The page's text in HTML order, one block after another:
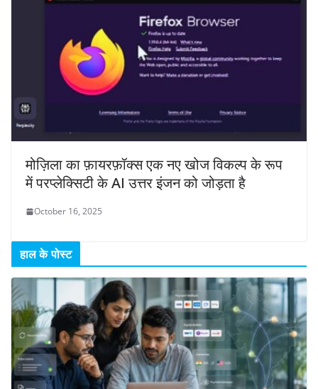
मोज़िला का फ़ायरफ़ॉक्स एक नए खोज विकल्प के रूप
में परप्लेक्सिटी के AI उत्तर इंजन को जोड़ता है
October 16, 2025
हाल के पोस्ट